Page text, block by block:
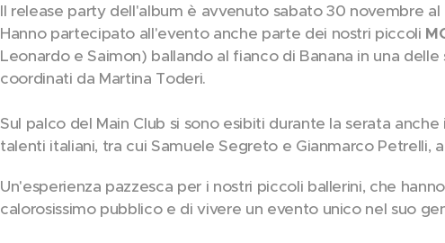
Il release party dell'album è avvenuto sabato 30 novembre al
Hanno partecipato all'evento anche parte dei nostri piccoli
Leonardo e Saimon) ballando al fianco di Banana in una
coordinati da Martina Toderi.
Sul palco del Main Club si sono esibiti durante la serata
talenti italiani, tra cui Samuele Segreto e Gianmarco Petrelli,
Un'esperienza pazzesca per i nostri piccoli ballerini, che
calorosissimo pubblico e di vivere un evento unico nel suo